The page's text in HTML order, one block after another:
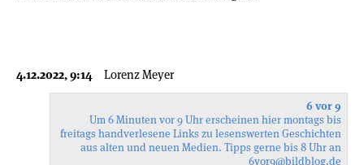
4.12.2022, 9:14 Lorenz Meyer
6 vor 9
Um 6 Minuten vor 9 Uhr erscheinen hier montags bis
freitags handverlesene Links zu lesenswerten Geschichten
aus alten und neuen Medien. Tipps gerne bis 8 Uhr an
6vor9@bildblog.de